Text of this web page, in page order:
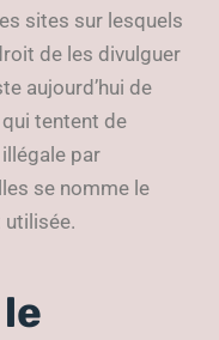
sites sur lesquels
de les divulguer
aujourd’hui de
tentent de
par
se nomme le